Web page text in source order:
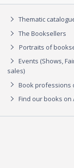
Thematic
The Booksellers
Portraits of
Events (Shows,
sales)
Book professions
Find our books on